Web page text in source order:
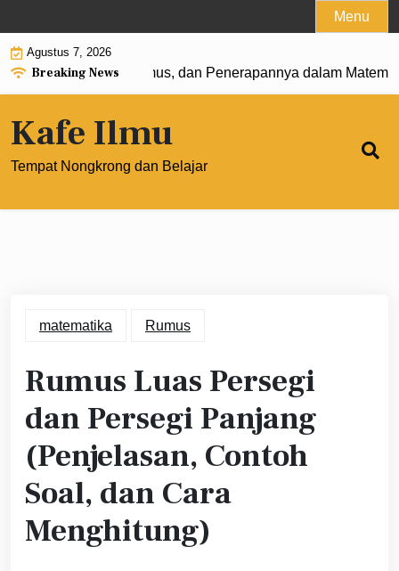
to
content
Menu
Agustus 7, 2026
Breaking News
Pengertian, Rumus, dan Penerapannya dalam Matematika
Kafe Ilmu
Tempat Nongkrong dan Belajar
matematika Rumus
Rumus Luas Persegi
dan Persegi Panjang
(Penjelasan, Contoh
Soal, dan Cara
Menghitung)